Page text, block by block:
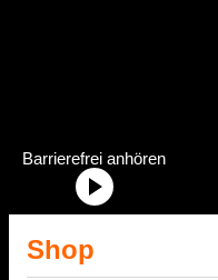
Radstation Onlineshop
Barrierefrei anhören
Shop